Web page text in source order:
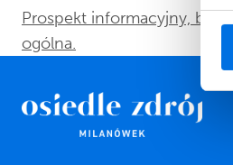
Prospekt informacyjny,
ogólna.